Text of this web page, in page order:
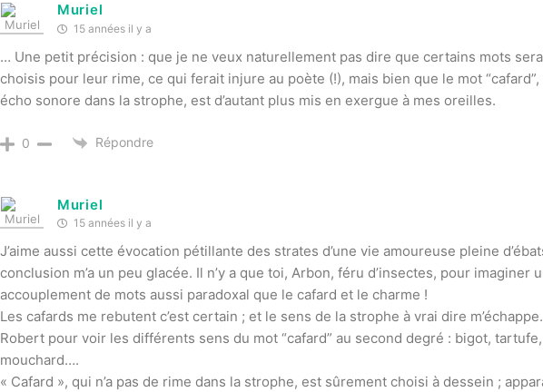
Muriel
15 années il y a
… Une petit précision : que je ne veux naturellement pas dire que certains mots
choisis pour leur rime, ce qui ferait injure au poète (!), mais bien que le mot “cafard”,
écho sonore dans la strophe, est d’autant plus mis en exergue à mes oreilles.
0 Répondre
Muriel
15 années il y a
J’aime aussi cette évocation pétillante des strates d’une vie amoureuse pleine
conclusion m’a un peu glacée. Il n’y a que toi, Arbon, féru d’insectes, pour imaginer
accouplement de mots aussi paradoxal que le cafard et le charme !
Les cafards me rebutent c’est certain ; et le sens de la strophe à vrai dire
Robert pour voir les différents sens du mot “cafard” au second degré : bigot, tartufe,
mouchard….
« Cafard », qui n’a pas de rime dans la strophe, est sûrement choisi à dessein ;